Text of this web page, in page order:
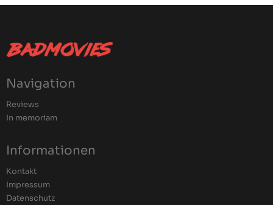
Navigation
Reviews
In memoriam
Informationen
Kontakt
Impressum
Datenschutz